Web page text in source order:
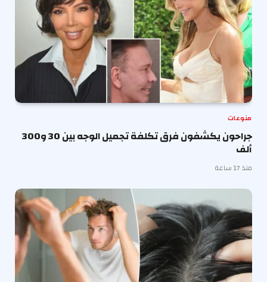
منوعات
جراحون يكشفون فرق تكلفة تجميل الوجه بين 30 و300
ألف
منذ 17 ساعة